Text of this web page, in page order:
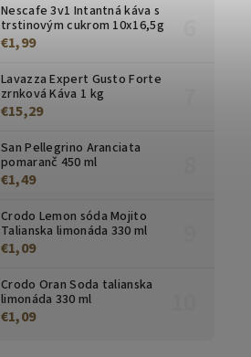
Nescafe 3v1 Intantná káva s
trstinovým cukrom 10x16,5g
€1,99
Lavazza Expert Gusto Forte
zrnková Káva 1 kg
€15,29
San Pellegrino Aranciata
pomaranč 450 ml
€1,49
Crodo Lemon sóda Mojito
Talianska limonáda 330 ml
€1,09
Crodo Oran Soda talianska
limonáda 330 ml
€1,09